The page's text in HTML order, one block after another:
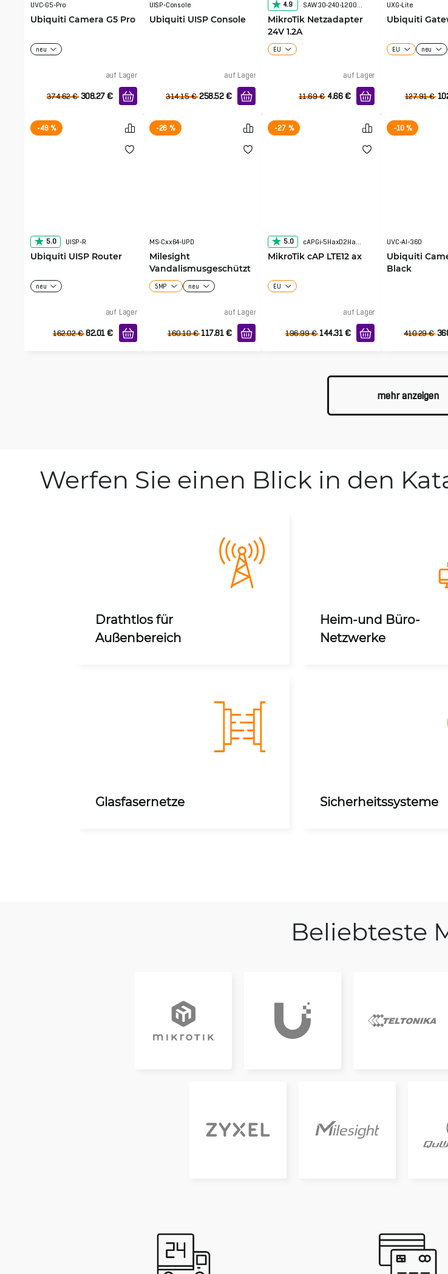
UVC-G5-Pro
Ubiquiti Camera G5 Pro
neu
auf Lager
374.62 € 308.27 €
UISP-Console
Ubiquiti UISP Console
auf Lager
314.15 € 258.52 €
4.9 SAW30-240-1200GR2A
MikroTik Netzadapter
24V 1.2A
EU
auf Lager
11.69 € 4.66 €
UXG-Lite
Ubiquiti
EU neu
127.91 €
-49 %
5.0 UISP-R
Ubiquiti UISP Router
neu
auf Lager
162.02 € 82.01 €
-26 %
MS-Cxx64-UPD
Milesight
Vandalismusgeschützt
e Bullet-Kamera
5MP neu
auf Lager
160.10 € 117.81 €
-27 %
5.0 cAPGi-5HaxD2HaxD&EG12-EA
MikroTik cAP LTE12 ax
EU
auf Lager
196.99 € 144.31 €
-10 %
UVC-AI-360
Ubiquiti
Black
410.29 €
mehr anzeigen
Werfen Sie einen Blick in den
Drathtlos für
Außenbereich
Heim-und Büro-
Netzwerke
Glasfasernetze Sicherheitssysteme
Beliebteste